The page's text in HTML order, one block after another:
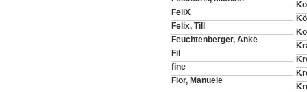
FeliX
Felix, Till
Feuchtenberger, Anke
Fil
fine
Fior, Manuele